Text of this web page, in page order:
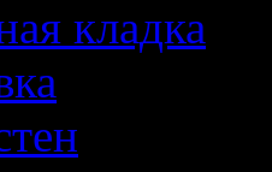
кладка